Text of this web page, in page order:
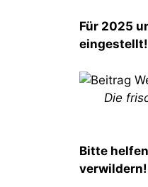
Für 2025
eingestellt!
Die
Bitte